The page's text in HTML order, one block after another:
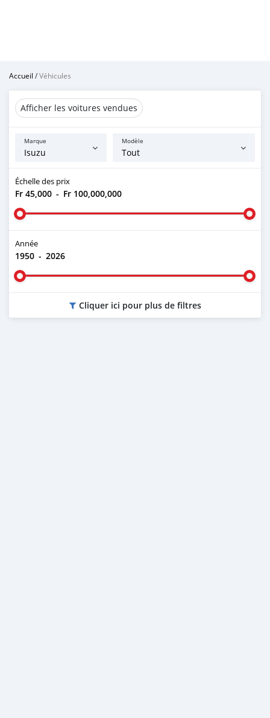
Accueil /Véhicules
Afficher les voitures vendues
Marque Modèle
Échelle des prix
Fr 45,000 - Fr 100,000,000
Année
1950 - 2026
Cliquer ici pour plus de filtres